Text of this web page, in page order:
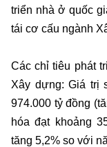
triển nhà ở quốc
tái cơ cấu ngành
Các chỉ tiêu phát
Xây dựng: Giá trị
974.000 tỷ đồng
hóa đạt khoảng
tăng 5,2% so với